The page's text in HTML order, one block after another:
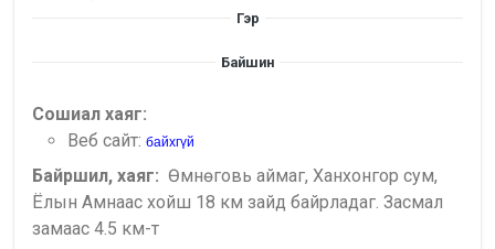
Гэр
Байшин
Сошиал хаяг:
Веб сайт: байхгүй
Байршил, хаяг: Өмнөговь аймаг, Ханхонгор сум,
Ёлын Амнаас хойш 18 км зайд байрладаг. Засмал
замаас 4.5 км-т